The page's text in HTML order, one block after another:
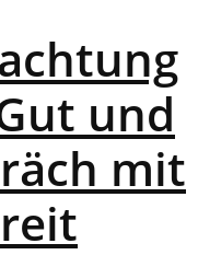
und
mit